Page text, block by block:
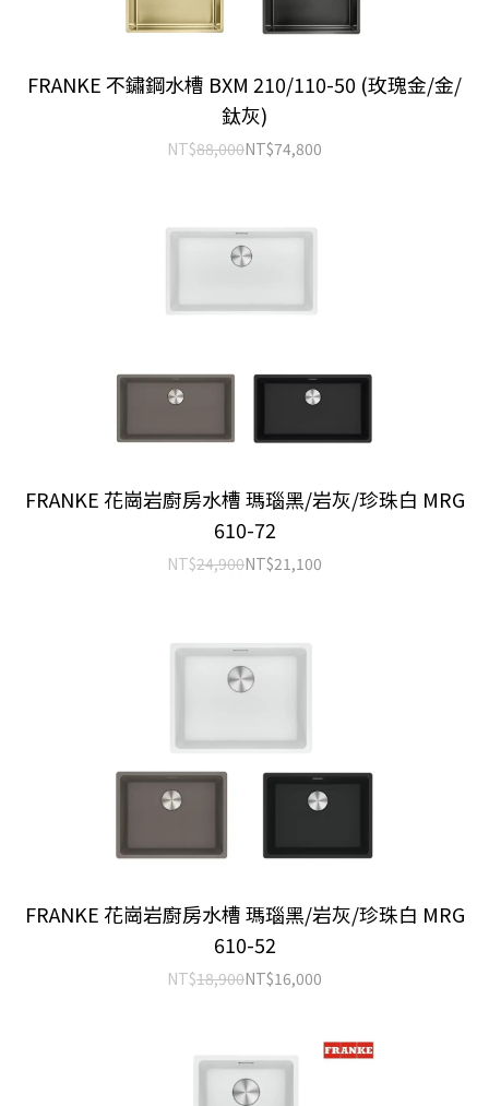
FRANKE 不鏽鋼水槽 BXM 210/110-50 (玫瑰金/金/
鈦灰)
NT$88,000NT$74,800
FRANKE 花崗岩廚房水槽 瑪瑙黑/岩灰/珍珠白 MRG
610-72
NT$24,900NT$21,100
FRANKE 花崗岩廚房水槽 瑪瑙黑/岩灰/珍珠白 MRG
610-52
NT$18,900NT$16,000